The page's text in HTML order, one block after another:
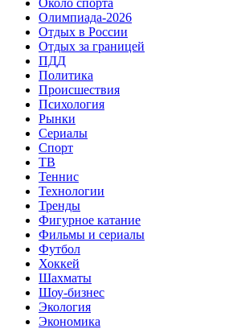
Олимпиада-2026
Отдых в России
Отдых за границей
ПДД
Политика
Происшествия
Психология
Рынки
Сериалы
Спорт
ТВ
Теннис
Технологии
Тренды
Фигурное катание
Фильмы и сериалы
Футбол
Хоккей
Шахматы
Шоу-бизнес
Экология
Экономика